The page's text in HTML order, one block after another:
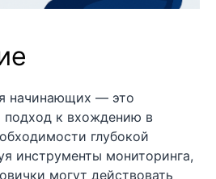
начинающих — это
подход к вхождению в
глубокой
инструменты мониторинга,
могут действовать